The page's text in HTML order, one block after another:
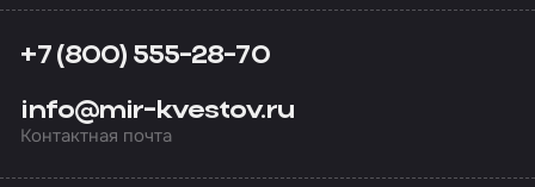
+7 (800) 555-28-70
info@mir-kvestov.ru
Контактная почта